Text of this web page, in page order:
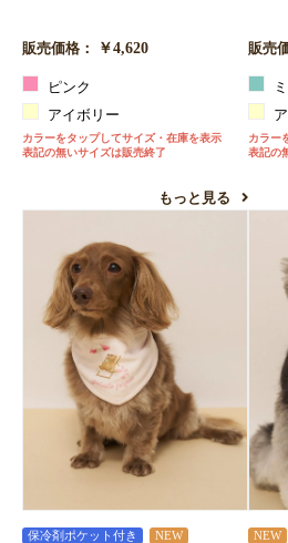
販売価格： ￥4,620
ピンク
アイボリー
カラーをタップしてサイズ・在庫を表示
表記の無いサイズは販売終了
もっと見る
販売
カラー
表記の
保冷剤ポケット付き NEW NEW